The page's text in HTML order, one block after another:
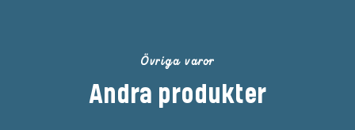
Övriga varor
Andra produkter